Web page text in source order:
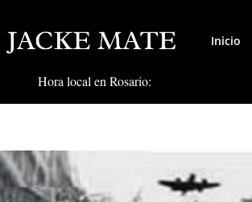
Inicio
Hora local en Rosario: